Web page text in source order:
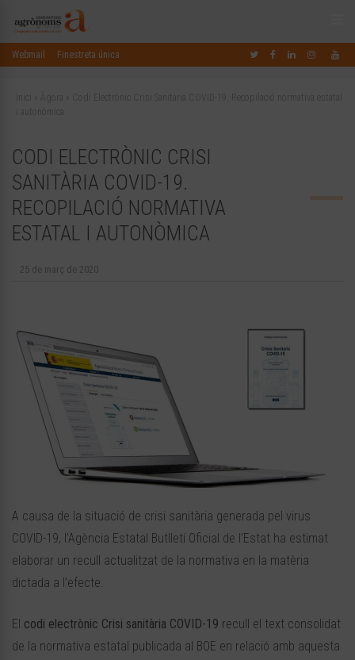
Webmail Finestreta única
Inici Àgora
Codi Electrònic Crisi Sanitària COVID-19. Recopilació normativa estatal
i autonòmica
CODI ELECTRÒNIC CRISI
SANITÀRIA COVID-19.
RECOPILACIÓ NORMATIVA
ESTATAL I AUTONÒMICA
25 de març de 2020
A causa de la situació de crisi sanitària generada pel virus
COVID-19, l’Agència Estatal Butlletí Oficial de l’Estat ha estimat
elaborar un recull actualitzat de la normativa en la matèria
dictada a l’efecte.
El codi electrònic Crisi sanitària COVID-19 recull el text consolidat
de la normativa estatal publicada al BOE en relació amb aquesta